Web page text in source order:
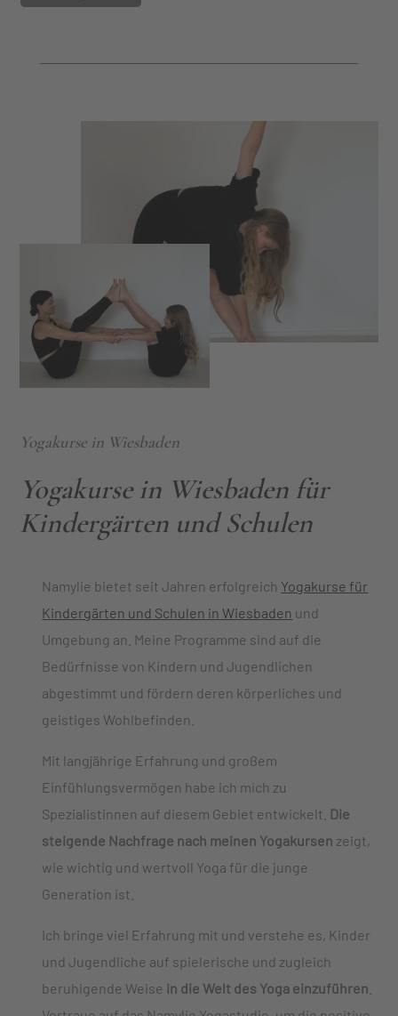
Yogakurse in Wiesbaden
Yogakurse in Wiesbaden für
Kindergärten und Schulen
Namylie bietet seit Jahren erfolgreich Yogakurse für
Kindergärten und Schulen in Wiesbaden und
Umgebung an. Meine Programme sind auf die
Bedürfnisse von Kindern und Jugendlichen
abgestimmt und fördern deren körperliches und
geistiges Wohlbefinden.
Mit langjährige Erfahrung und großem
Einfühlungsvermögen habe ich mich zu
Spezialistinnen auf diesem Gebiet entwickelt. Die
steigende Nachfrage nach meinen Yogakursen zeigt,
wie wichtig und wertvoll Yoga für die junge
Generation ist.
Ich bringe viel Erfahrung mit und verstehe es, Kinder
und Jugendliche auf spielerische und zugleich
beruhigende Weise in die Welt des Yoga einzuführen